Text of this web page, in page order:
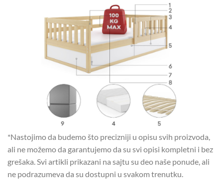
*Nastojimo da budemo što precizniji u opisu svih proizvoda,
ali ne možemo da garantujemo da su svi opisi kompletni i bez
grešaka. Svi artikli prikazani na sajtu su deo naše ponude, ali
ne podrazumeva da su dostupni u svakom trenutku.